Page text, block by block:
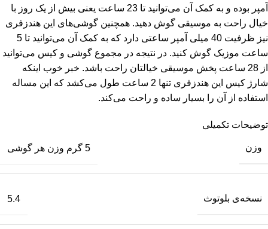
آمپر بوده و به کمک آن می‌توانید تا 23 ساعت یعنی بیش از یک روز با
خیال راحت به موسیقی گوش دهید. همچنین گوشی‌های این هندزفری
نیز ظرفیت 40 میلی آمپر ساعتی دارد که به کمک آن می‌توانید تا 5
ساعت موزیک گوش کنید. در نتیجه در مجموع گوشی و کیس می‌توانید
از 28 ساعت پخش موسیقی خیالتان راحت باشد. خبر خوب اینکه
شارژ کیس این هندزفری تنها 2 ساعت طول می‌کشد که این مساله
استفاده از آن را بسیار ساده و راحت می‌کند.
توضیحات تکمیلی
وزن 5 گرم وزن هر گوشی
نسخه‌ی بلوتوث 5.4